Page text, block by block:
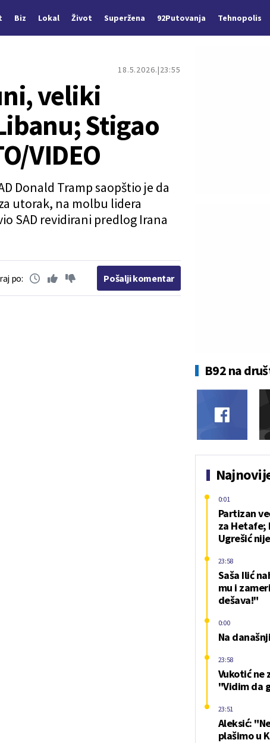
Biz Lokal Život Superžena 92Putovanja Tehnopolis
18.5.2026. 23:55
veliki
Stigao
VIDEO
Donald Tramp saopštio je da
utorak, na molbu lidera
SAD revidirani predlog Irana
po: Pošalji komentar
B92 na
Partizan
za Hetafe;
Ugrešić
0:01
Saša Ilić
mu i
dešava!"
23:58
Na
0:00
Vukotić ne
"Vidim da
23:58
Aleksić:
plašimo u
23:51